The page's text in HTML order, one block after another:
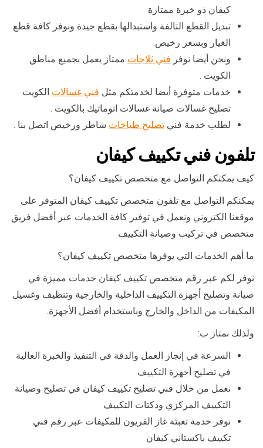
كيفان ذو خبرة ممتازة
تبديل القطع التالفة واستبدالها بقطع جيدة ونوفر كافة قطع
الغيار وبسعر رخيص.
ونحن أيضا نوفر فني ثلاجات ممتاز يعمل بجميع مناطق
الكويت .
خدمات متوفرة أيضا لخدمتكم مثل فني غسالات الكويت
تصليح غسالات صيانة غسالات اتوماتيك بالكويت .
لطلب خدمة فني تصليح طباخات شاطر ورخيص اتصل بنا .
تلفون فني تكييف كيفان
كيف يمكنكم التواصل مع متخصص تكييف كيفان؟
يمكنكم التواصل مع تلفون متخصص تكييف كيفان المتوفر على
موقعنا الكتروني ونعمل في توفير كافة الخدمات عبر أفضل فريق
متخصص في تركيب وصيانة التكييف
ما أهم الخدمات التي يوفرها متخصص تكييف كيفان؟
نوفر لكم عبر رقم متخصص تكييف كيفان خدمات مميزة في
صيانة وتصليح أجهزة التكييف الداخلية والخارجية وتنظيف وغسيل
المكيفات من الداخل والخارج وباستخدام أفضل الأجهزة.
ولذلك نمتاز ب:
السرعة في إنجاز العمل والدقة في التنفيذ والخبرة العالية
في تصليح أجهزة التكييف
نعمل من خلال فني تصليح تكييف كيفان في تصليح وصيانة
التكييف المركزي ودكتات التكييف
نوفر خدمة تعبئة غاز الفريون للمكيفات عبر رقم فني
تكييف باكستاني كيفان